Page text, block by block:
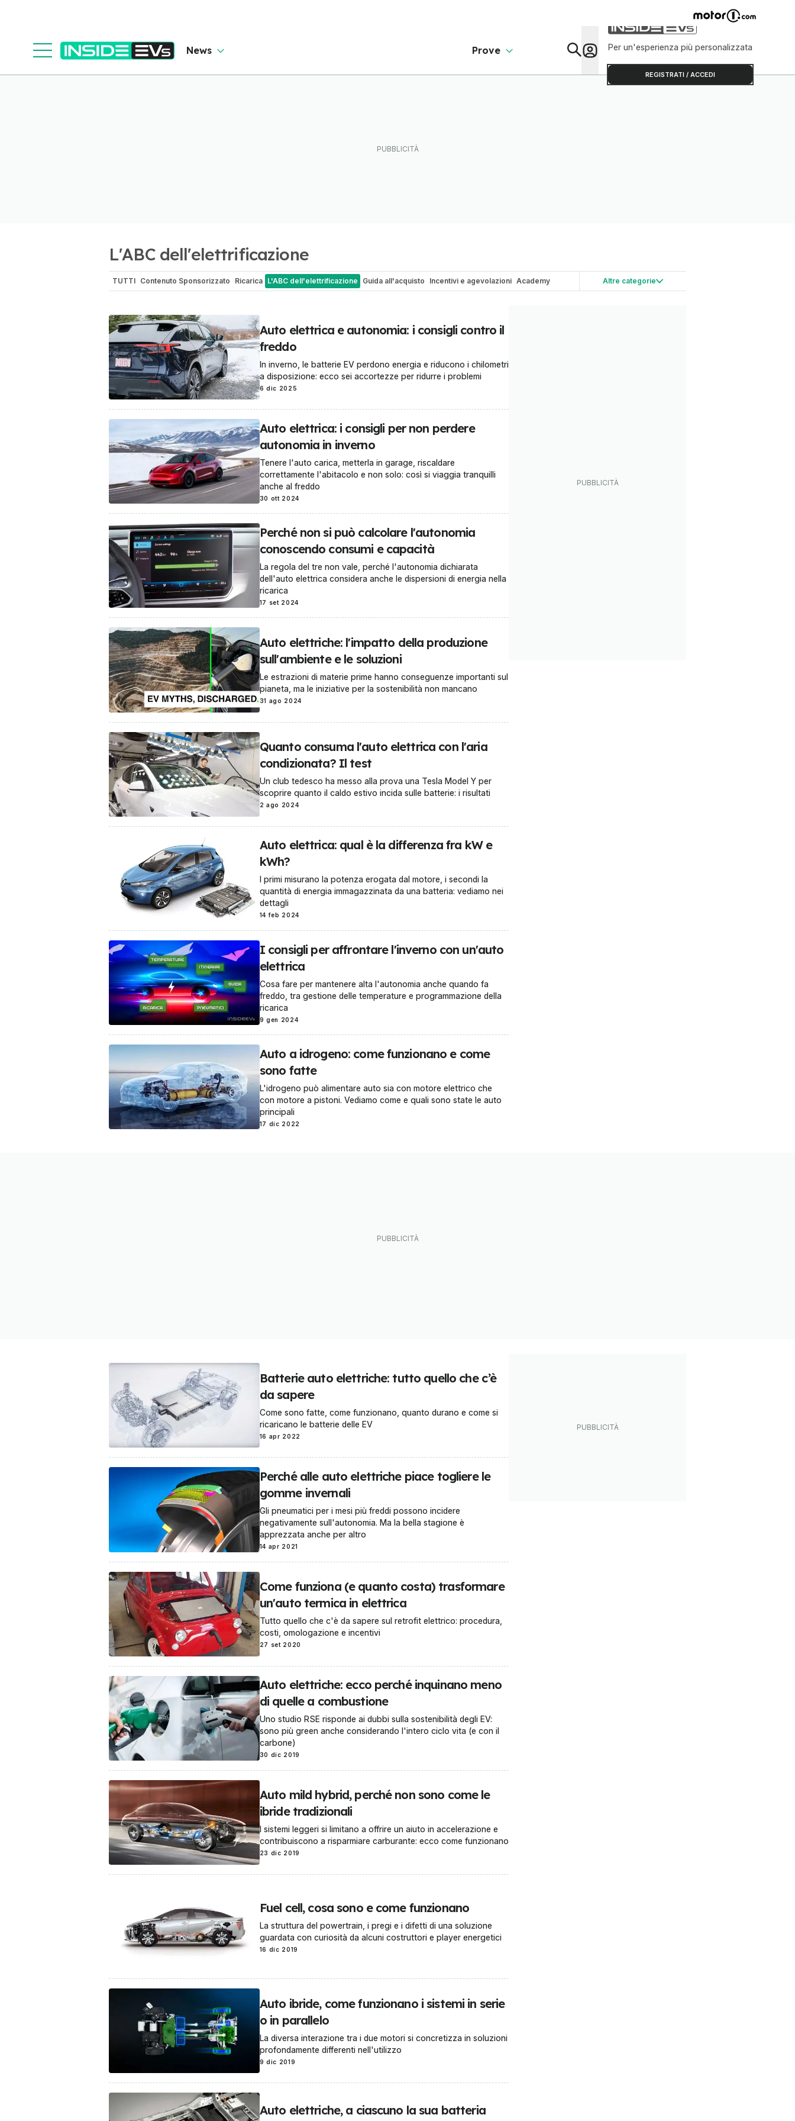
News Prove Per un'esperienza più personalizzata
REGISTRATI / ACCEDI
L'ABC dell'elettrificazione
Altre categorie
TUTTI Contenuto Sponsorizzato Ricarica L'ABC dell'elettrificazione Guida all'acquisto Incentivi e agevolazioni Academy
Auto elettrica e autonomia: i consigli contro il
freddo
In inverno, le batterie EV perdono energia e riducono i chilometri
a disposizione: ecco sei accortezze per ridurre i problemi
6 dic 2025
Auto elettrica: i consigli per non perdere
autonomia in inverno
Tenere l'auto carica, metterla in garage, riscaldare
correttamente l'abitacolo e non solo: così si viaggia tranquilli
anche al freddo
30 ott 2024
Perché non si può calcolare l'autonomia
conoscendo consumi e capacità
La regola del tre non vale, perché l'autonomia dichiarata
dell'auto elettrica considera anche le dispersioni di energia nella
ricarica
17 set 2024
Auto elettriche: l'impatto della produzione
sull'ambiente e le soluzioni
Le estrazioni di materie prime hanno conseguenze importanti sul
pianeta, ma le iniziative per la sostenibilità non mancano
31 ago 2024
Quanto consuma l'auto elettrica con l'aria
condizionata? Il test
Un club tedesco ha messo alla prova una Tesla Model Y per
scoprire quanto il caldo estivo incida sulle batterie: i risultati
2 ago 2024
Auto elettrica: qual è la differenza fra kW e
kWh?
I primi misurano la potenza erogata dal motore, i secondi la
quantità di energia immagazzinata da una batteria: vediamo nei
dettagli
14 feb 2024
I consigli per affrontare l'inverno con un'auto
elettrica
Cosa fare per mantenere alta l'autonomia anche quando fa
freddo, tra gestione delle temperature e programmazione della
ricarica
9 gen 2024
Auto a idrogeno: come funzionano e come
sono fatte
L'idrogeno può alimentare auto sia con motore elettrico che
con motore a pistoni. Vediamo come e quali sono state le auto
principali
17 dic 2022
Batterie auto elettriche: tutto quello che c’è
da sapere
Come sono fatte, come funzionano, quanto durano e come si
ricaricano le batterie delle EV
16 apr 2022
Perché alle auto elettriche piace togliere le
gomme invernali
Gli pneumatici per i mesi più freddi possono incidere
negativamente sull'autonomia. Ma la bella stagione è
apprezzata anche per altro
14 apr 2021
Come funziona (e quanto costa) trasformare
un'auto termica in elettrica
Tutto quello che c'è da sapere sul retrofit elettrico: procedura,
costi, omologazione e incentivi
27 set 2020
Auto elettriche: ecco perché inquinano meno
di quelle a combustione
Uno studio RSE risponde ai dubbi sulla sostenibilità degli EV:
sono più green anche considerando l'intero ciclo vita (e con il
carbone)
30 dic 2019
Auto mild hybrid, perché non sono come le
ibride tradizionali
I sistemi leggeri si limitano a offrire un aiuto in accelerazione e
contribuiscono a risparmiare carburante: ecco come funzionano
23 dic 2019
Fuel cell, cosa sono e come funzionano
La struttura del powertrain, i pregi e i difetti di una soluzione
guardata con curiosità da alcuni costruttori e player energetici
16 dic 2019
Auto ibride, come funzionano i sistemi in serie
o in parallelo
La diversa interazione tra i due motori si concretizza in soluzioni
profondamente differenti nell'utilizzo
9 dic 2019
Auto elettriche, a ciascuno la sua batteria